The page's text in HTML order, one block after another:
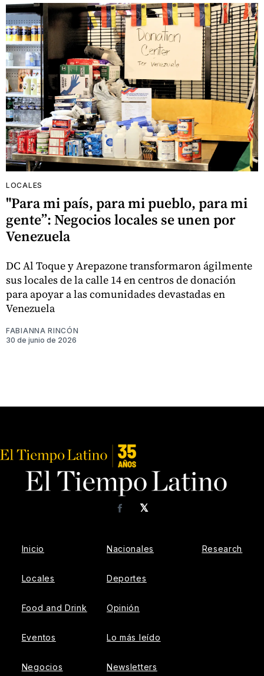
LOCALES
"Para mi país, para mi pueblo, para mi
gente”: Negocios locales se unen por
Venezuela
DC Al Toque y Arepazone transformaron ágilmente
sus locales de la calle 14 en centros de donación
para apoyar a las comunidades devastadas en
Venezuela
FABIANNA RINCÓN
30 de junio de 2026
𝕏
Facebook
Inicio
Locales
Food and Drink
Eventos
Negocios
Nacionales
Deportes
Opinión
Lo más leído
Newsletters
Research